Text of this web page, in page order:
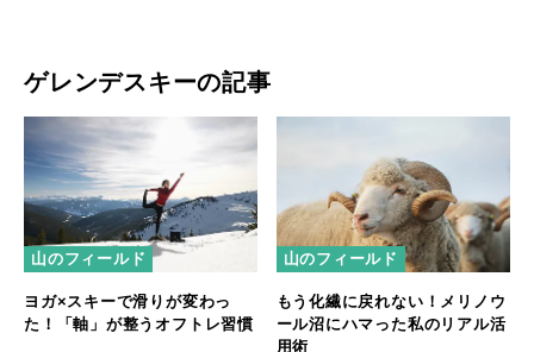
ゲレンデスキーの記事
山のフィールド
ヨガ×スキーで滑りが変わっ
た！「軸」が整うオフトレ習慣
山のフィールド
もう化繊に戻れない！メリノウ
ール沼にハマった私のリアル活
用術